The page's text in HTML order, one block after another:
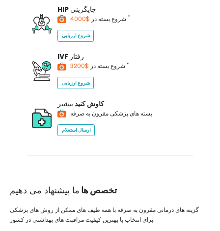
HIP جایگزینی
شروع بسته در *
شروع ارزیابی
IVF رفتار
شروع بسته در *
شروع ارزیابی
کاوش کنید بیشتر
بسته های پزشکی مقرون به صرفه
ارسال استعلام
تخصص ها ما پیشنهاد می دهیم
گزینه های درمانی مقرون به صرفه با همه طیف های ممکن از روش های پزشکی
برای انتخاب با بهترین کیفیت مراقبت های بهداشتی در کشور.